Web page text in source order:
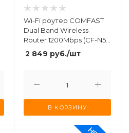
Wi-Fi роутер COMFAST
Dual Band Wireless
Router 1200Mbps (CF-N5
V2)
2 849 руб./шт
В КОРЗИНУ